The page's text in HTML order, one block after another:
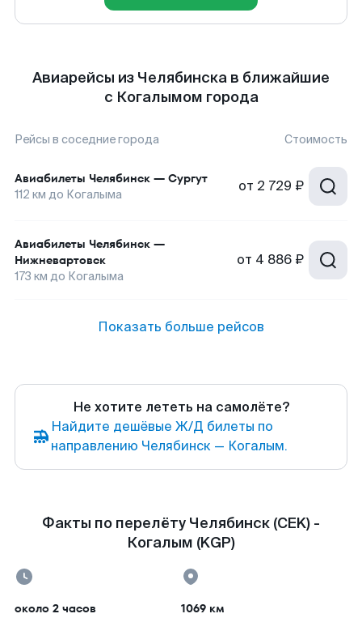
Авиарейсы из Челябинска в ближайшие
с Когалымом города
Рейсы в соседние города Стоимость
Авиабилеты Челябинск — Сургут
112 км до Когалыма от 2 729 ₽
Авиабилеты Челябинск —
Нижневартовск
173 км до Когалыма
от 4 886 ₽
Показать больше рейсов
Не хотите лететь на самолёте?
Найдите дешёвые Ж/Д билеты по
направлению Челябинск — Когалым.
Факты по перелёту Челябинск (CEK) -
Когалым (KGP)
около 2 часов 1069 км